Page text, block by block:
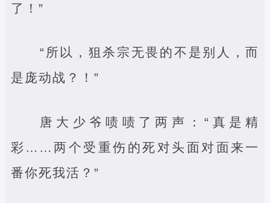
了！”
“所以，狙杀宗无畏的不是别人，而
是庞动战？！”
唐大少爷啧啧了两声：“真是精
彩……两个受重伤的死对头面对面来一
番你死我活？”